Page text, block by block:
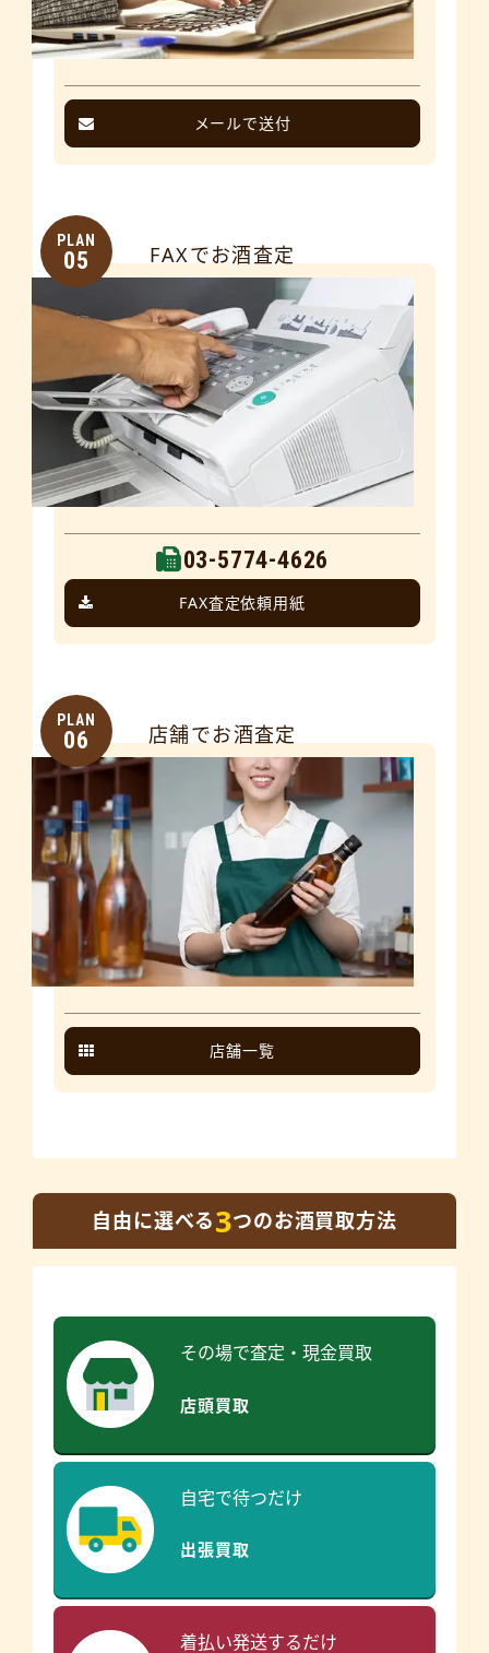
メールで送付
PLAN
05 FAXでお酒査定
03-5774-4626
FAX査定依頼用紙
PLAN
06 店舗でお酒査定
店舗一覧
自由に選べる3つのお酒買取方法
その場で査定・現金買取
店頭買取
自宅で待つだけ
出張買取
着払い発送するだけ